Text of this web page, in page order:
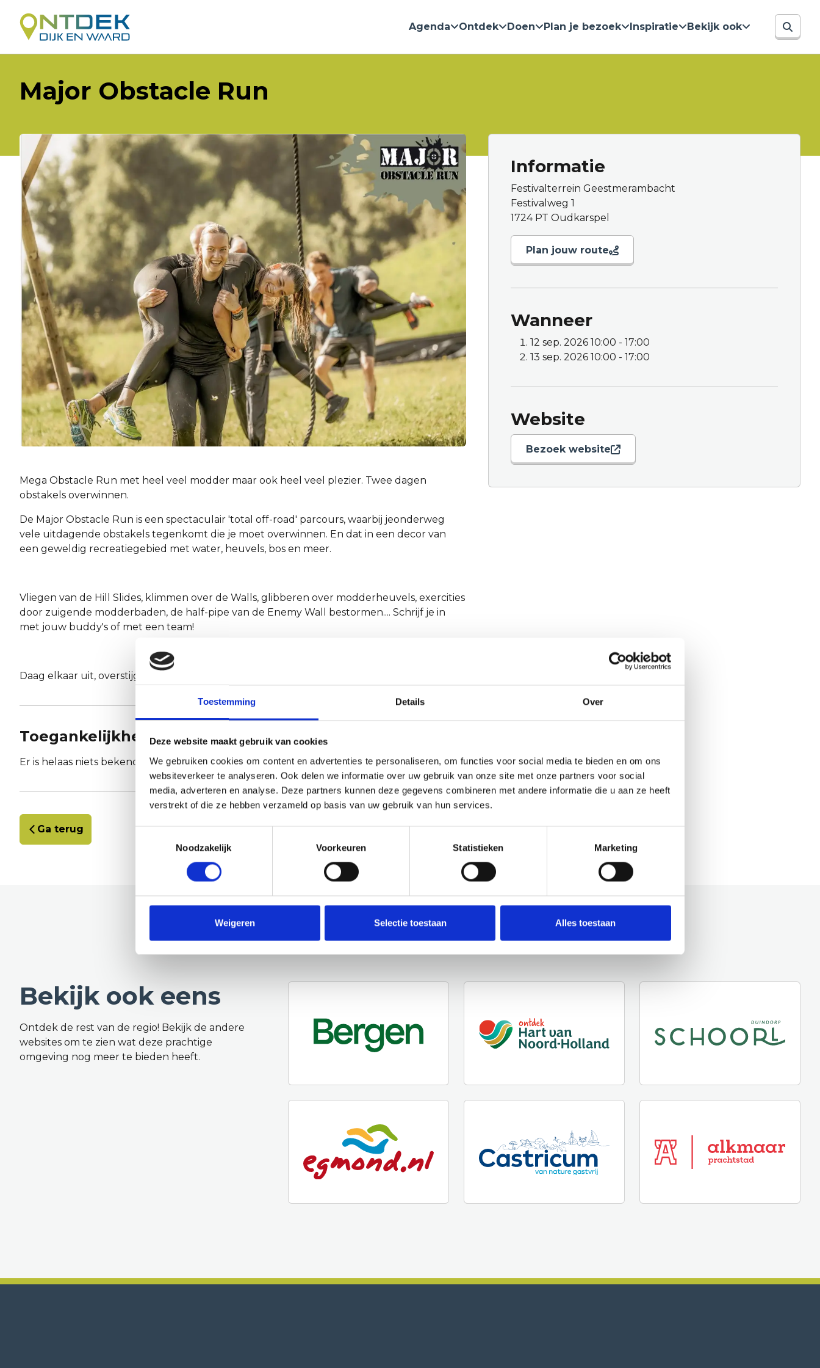
Toestemming Details Over
Deze website maakt gebruik van cookies
We gebruiken cookies om content en advertenties te personaliseren, om functies voor social media te bieden en om ons
websiteverkeer te analyseren. Ook delen we informatie over uw gebruik van onze site met onze partners voor social
media, adverteren en analyse. Deze partners kunnen deze gegevens combineren met andere informatie die u aan ze heeft
verstrekt of die ze hebben verzameld op basis van uw gebruik van hun services.
Noodzakelijk
Voorkeuren Statistieken Marketing
Weigeren Selectie toestaan Alles toestaan
Agenda Ontdek Doen Plan je bezoek Inspiratie Bekijk ook
Major Obstacle Run
Mega Obstacle Run met heel veel modder maar ook heel veel plezier. Twee dagen
obstakels overwinnen.
De Major Obstacle Run is een spectaculair 'total off-road' parcours, waarbij jeonderweg
vele uitdagende obstakels tegenkomt die je moet overwinnen. En dat in een decor van
een geweldig recreatiegebied met water, heuvels, bos en meer.
Vliegen van de Hill Slides, klimmen over de Walls, glibberen over modderheuvels, exercities
door zuigende modderbaden, de half-pipe van de Enemy Wall bestormen.... Schrijf je in
met jouw buddy's of met een team!
Daag elkaar uit, overstijg jezelf en have FUN!
Toegankelijkheid
Er is helaas niets bekend over de toegankelijkheid.
Ga terug
Informatie
Festivalterrein Geestmerambacht
Festivalweg 1
1724 PT Oudkarspel
Plan jouw route
Wanneer
12 sep. 2026 10:00 - 17:00
13 sep. 2026 10:00 - 17:00
Website
Bezoek website
Bekijk ook eens
Ontdek de rest van de regio! Bekijk de andere
websites om te zien wat deze prachtige
omgeving nog meer te bieden heeft.